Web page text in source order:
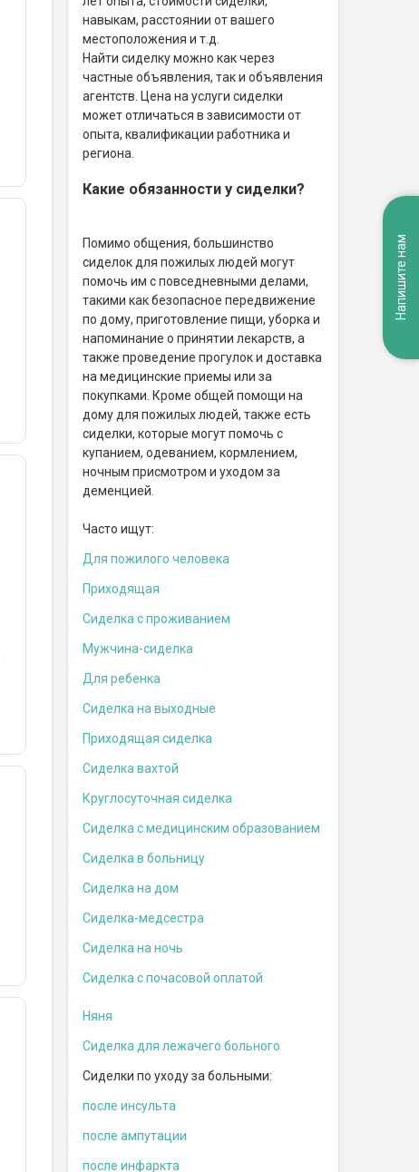
навыкам, расстоянии от вашего
местоположения и т.д.
Найти сиделку можно как через
частные объявления, так и объявления
агентств. Цена на услуги сиделки
может отличаться в зависимости от
опыта, квалификации работника и
региона.
Какие обязанности у сиделки?
Помимо общения, большинство
сиделок для пожилых людей могут
помочь им с повседневными делами,
такими как безопасное передвижение
по дому, приготовление пищи, уборка и
напоминание о принятии лекарств, а
также проведение прогулок и доставка
на медицинские приемы или за
покупками. Кроме общей помощи на
дому для пожилых людей, также есть
сиделки, которые могут помочь с
купанием, одеванием, кормлением,
ночным присмотром и уходом за
деменцией.
Часто ищут:
Для пожилого человека
Приходящая
Сиделка с проживанием
Мужчина-сиделка
Для ребенка
Сиделка на выходные
Приходящая сиделка
Сиделка вахтой
Круглосуточная сиделка
Сиделка с медицинским образованием
Сиделка в больницу
Сиделка на дом
Сиделка-медсестра
Сиделка на ночь
Сиделка с почасовой оплатой
Няня
Сиделка для лежачего больного
Сиделки по уходу за больными:
после инсульта
после ампутации
после инфаркта
Напишите нам